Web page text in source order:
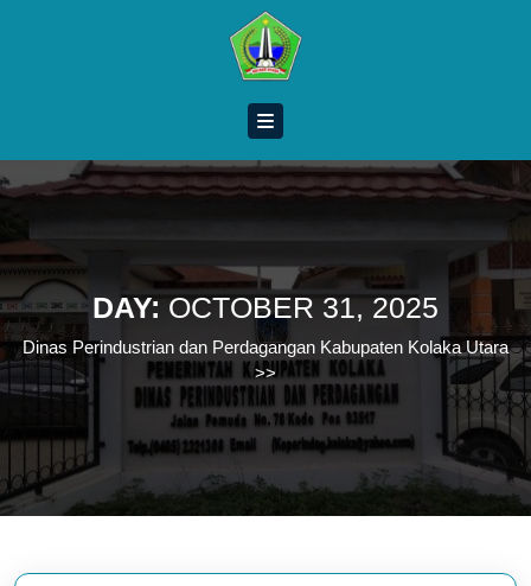
DAY: OCTOBER 31, 2025
Dinas Perindustrian dan Perdagangan Kabupaten Kolaka Utara
>>